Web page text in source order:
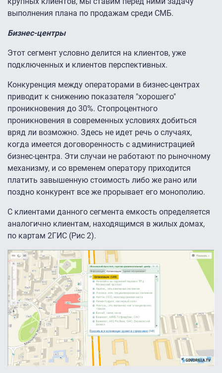
выполнения плана по продажам среди СМБ.
Бизнес-центры
Этот сегмент условно делится на клиентов, уже
подключенных и клиентов перспективных.
Конкуренция между операторами в бизнес-центрах
приводит к снижению показателя "хорошего"
проникновения до 30%. Стопроцентного
проникновения в современных условиях добиться
вряд ли возможно. Здесь не идет речь о случаях,
когда имеется договоренность с администрацией
бизнес-центра. Эти случаи не работают по рыночному
механизму, и со временем оператору приходится
платить завышенную стоимость либо же рано или
поздно конкурент все же прорывает его монополию.
С клиентами данного сегмента емкость определяется
аналогично клиентам, находящимся в жилых домах,
по картам 2ГИС (Рис 2).